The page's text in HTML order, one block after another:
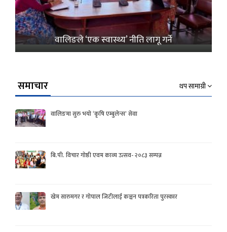
वालिङले ‘एक स्वास्थ्य’ नीति लागू गर्ने
समाचार थप सामाग्री
वालिङमा सुरु भयो ‘कृषि एम्बुलेन्स’ सेवा
बि.पी. विचार गोष्ठी एवम काव्य उत्सव- २०८३ सम्पन्न
खेम सारुमगर र गोपाल जिटीलाई कञ्चन पत्रकरिता पुरस्कार